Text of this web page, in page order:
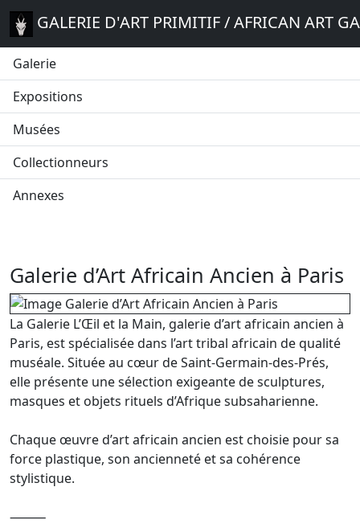
GALERIE D'ART PRIMITIF / AFRICAN ART
Galerie
Expositions
Musées
Collectionneurs
Annexes
Galerie d’Art Africain Ancien à Paris
La Galerie L’Œil et la Main, galerie d’art africain ancien à
Paris, est spécialisée dans l’art tribal africain de qualité
muséale. Située au cœur de Saint-Germain-des-Prés,
elle présente une sélection exigeante de sculptures,
masques et objets rituels d’Afrique subsaharienne.
Chaque œuvre d’art africain ancien est choisie pour sa
force plastique, son ancienneté et sa cohérence
stylistique.
⸻